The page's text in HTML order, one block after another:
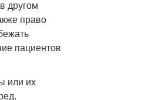
другом
право
пациентов
или их